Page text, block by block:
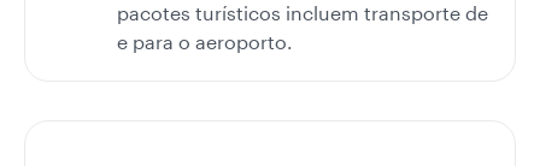
pacotes turísticos incluem transporte de
e para o aeroporto.